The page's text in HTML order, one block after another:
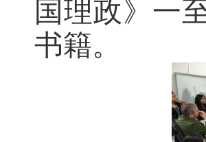
国理政》一
书籍。